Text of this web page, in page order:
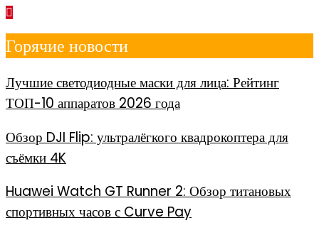
к
содержимому
Горячие новости
Лучшие светодиодные маски для лица: Рейтинг
ТОП-10 аппаратов 2026 года
Обзор DJI Flip: ультралёгкого квадрокоптера для
съёмки 4K
Huawei Watch GT Runner 2: Обзор титановых
спортивных часов с Curve Pay